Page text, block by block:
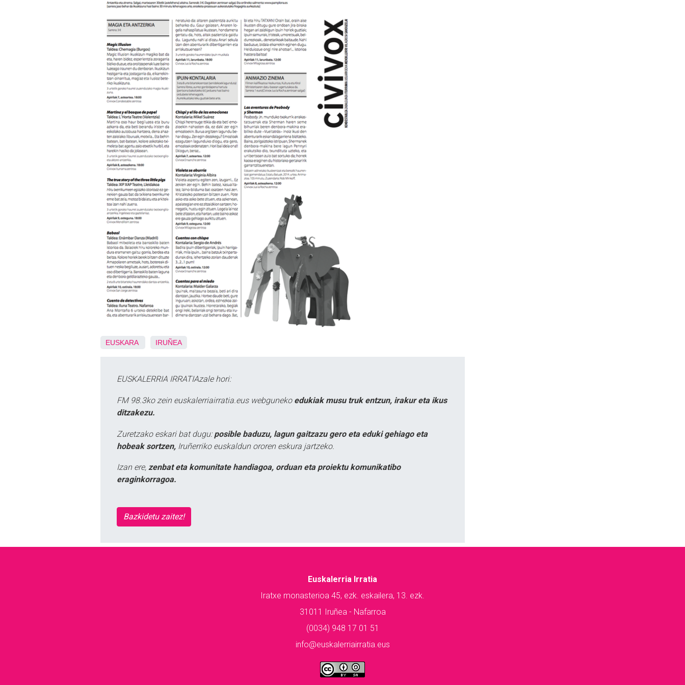
EUSKARA IRUÑEA
EUSKALERRIA IRRATIAzale hori:
FM 98.3ko zein euskalerriairratia.eus webguneko edukiak musu truk entzun, irakur eta ikus
ditzakezu.
Zuretzako eskari bat dugu: posible baduzu, lagun gaitzazu gero eta eduki gehiago eta
hobeak sortzen, Iruñerriko euskaldun ororen eskura jartzeko.
Izan ere, zenbat eta komunitate handiagoa, orduan eta proiektu komunikatibo
eraginkorragoa.
Bazkidetu zaitez!
Euskalerria Irratia
Iratxe monasterioa 45, ezk. eskailera, 13. ezk.
31011 Iruñea - Nafarroa
(0034) 948 17 01 51
info@euskalerriairratia.eus